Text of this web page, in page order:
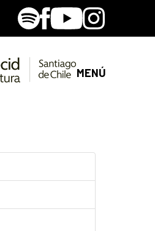
SpotifyFacebook
YoutubeInstagram
MENÚ